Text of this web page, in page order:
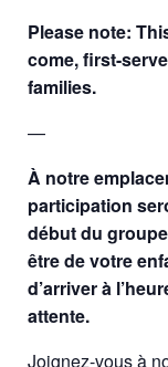
Please note:
come, first-
families.
—
À notre
participation
début du
être de votre
d’arriver à
attente.
Joignez-vous à